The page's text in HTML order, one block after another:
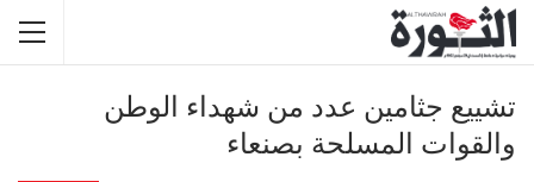
تشييع جثامين عدد من شهداء الوطن
والقوات المسلحة بصنعاء